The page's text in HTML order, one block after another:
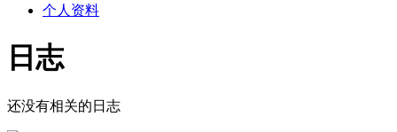
个人资料
日志
还没有相关的日志